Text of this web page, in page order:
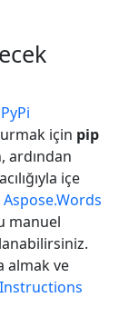
PyPi
için pip
ardından
içe
Aspose.Words
manuel
almak ve
Instructions